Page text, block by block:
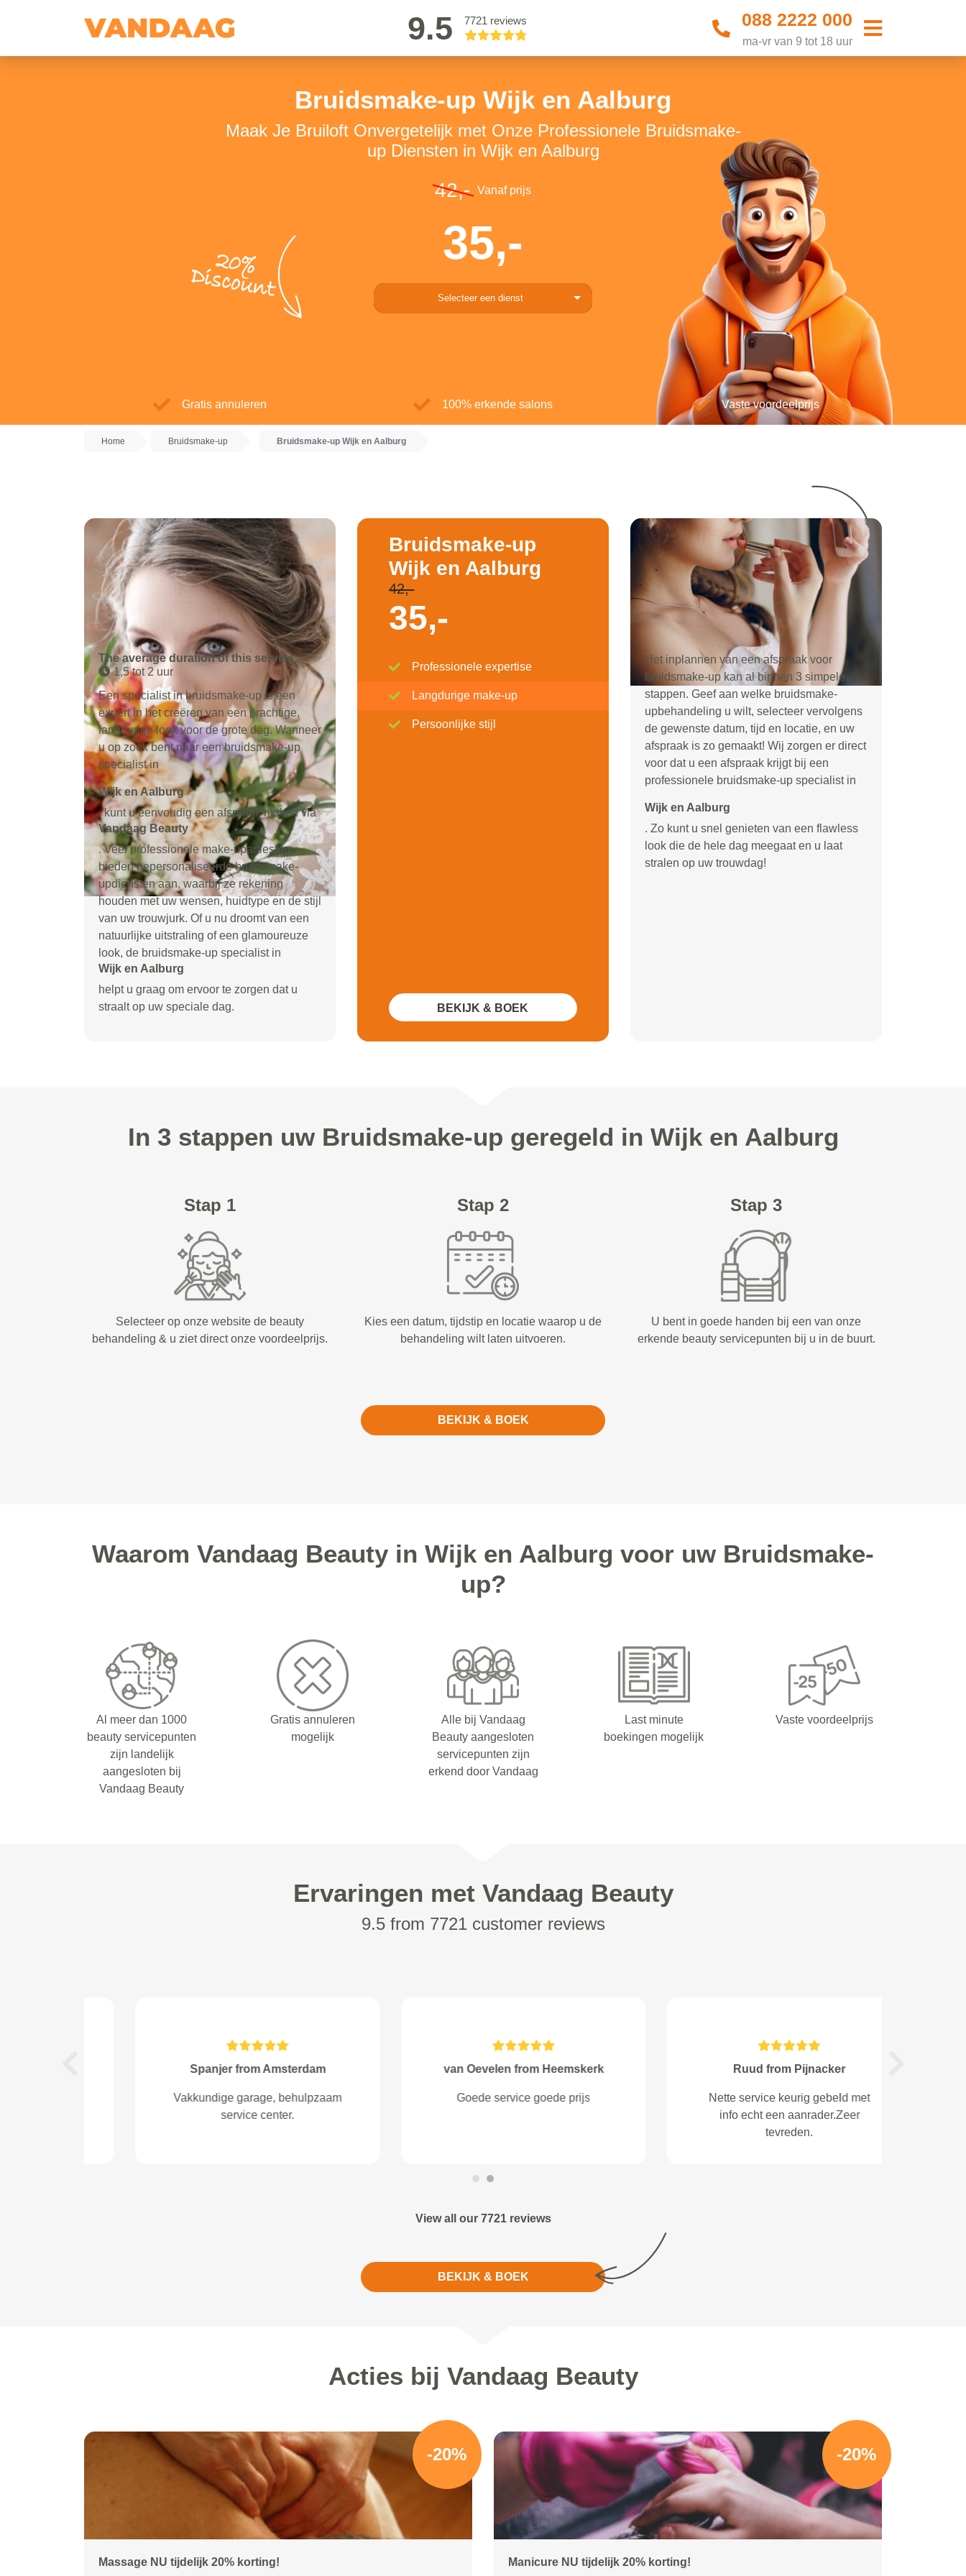
9.5 7721 reviews 088 2222 000
ma-vr van 9 tot 18 uur
Bruidsmake-up Wijk en Aalburg
Maak Je Bruiloft Onvergetelijk met Onze Professionele Bruidsmake-
up Diensten in Wijk en Aalburg
20%
Discount
42,- Vanaf prijs
35,-
Selecteer een dienst
Gratis annuleren 100% erkende salons Vaste voordeelprijs
Home Bruidsmake-up Bruidsmake-up Wijk en Aalburg
The average duration of this service:
1,5 tot 2 uur
Een specialist in bruidsmake-up is een
expert in het creëren van een prachtige,
langdurige look voor de grote dag. Wanneer
u op zoek bent naar een bruidsmake-up
specialist in
Wijk en Aalburg
, kunt u eenvoudig een afspraak maken via
Vandaag Beauty
. Veel professionele make-upartiesten
bieden gepersonaliseerde bruidsmake-
updiensten aan, waarbij ze rekening
houden met uw wensen, huidtype en de stijl
van uw trouwjurk. Of u nu droomt van een
natuurlijke uitstraling of een glamoureuze
look, de bruidsmake-up specialist in
Wijk en Aalburg
helpt u graag om ervoor te zorgen dat u
straalt op uw speciale dag.
Bruidsmake-up
Wijk en Aalburg
42,-
35,-
Professionele expertise
Langdurige make-up
Persoonlijke stijl
BEKIJK & BOEK
Het inplannen van een afspraak voor
bruidsmake-up kan al binnen 3 simpele
stappen. Geef aan welke bruidsmake-
upbehandeling u wilt, selecteer vervolgens
de gewenste datum, tijd en locatie, en uw
afspraak is zo gemaakt! Wij zorgen er direct
voor dat u een afspraak krijgt bij een
professionele bruidsmake-up specialist in
Wijk en Aalburg
. Zo kunt u snel genieten van een flawless
look die de hele dag meegaat en u laat
stralen op uw trouwdag!
In 3 stappen uw Bruidsmake-up geregeld in Wijk en Aalburg
Stap 1
Selecteer op onze website de beauty
behandeling & u ziet direct onze voordeelprijs.
Stap 2
Kies een datum, tijdstip en locatie waarop u de
behandeling wilt laten uitvoeren.
Stap 3
U bent in goede handen bij een van onze
erkende beauty servicepunten bij u in de buurt.
BEKIJK & BOEK
Waarom Vandaag Beauty in Wijk en Aalburg voor uw Bruidsmake-
up?
Al meer dan 1000
beauty servicepunten
zijn landelijk
aangesloten bij
Vandaag Beauty
Gratis annuleren
mogelijk
Alle bij Vandaag
Beauty aangesloten
servicepunten zijn
erkend door Vandaag
Last minute
boekingen mogelijk
Vaste voordeelprijs
Ervaringen met Vandaag Beauty
9.5 from 7721 customer reviews
Ruud from Pijnacker
Nette service keurig gebeld met
info echt een aanrader.Zeer
Philip Wiersma from Hillegom
Overzichtelijk en makkelijk te
Uros Petrac-van Loon from
Goed, snel en deskundig!
View all our 7721 reviews
BEKIJK & BOEK
Acties bij Vandaag Beauty
-20%
Massage NU tijdelijk 20% korting!
-20%
Manicure NU tijdelijk 20% korting!